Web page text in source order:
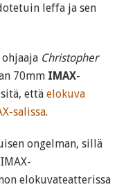
leffa ja sen
Christopher
70mm IMAX-
että elokuva
salissa.
ongelman, sillä
elokuvateatterissa